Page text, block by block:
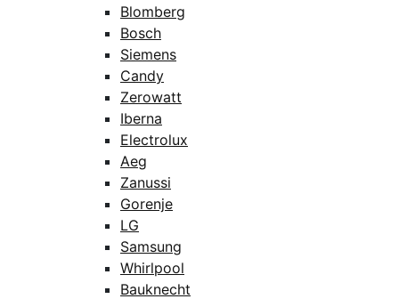
Blomberg
Bosch
Siemens
Candy
Zerowatt
Iberna
Electrolux
Aeg
Zanussi
Gorenje
LG
Samsung
Whirlpool
Bauknecht